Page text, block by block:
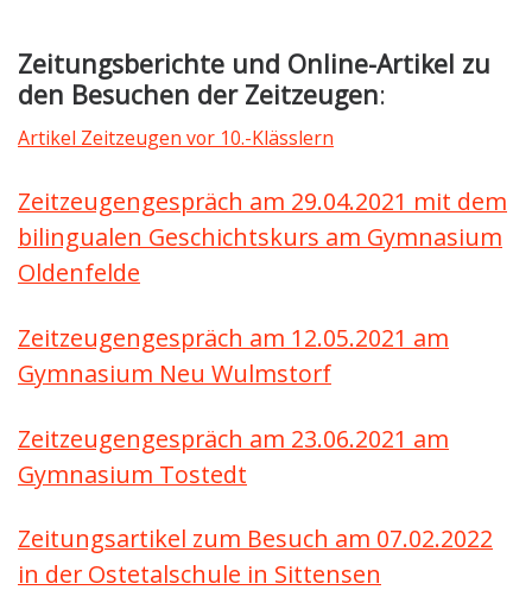
Zeitungsberichte und Online-Artikel zu
den Besuchen der Zeitzeugen:
Artikel Zeitzeugen vor 10.-Klässlern
Zeitzeugengespräch am 29.04.2021 mit dem
bilingualen Geschichtskurs am Gymnasium
Oldenfelde
Zeitzeugengespräch am 12.05.2021 am
Gymnasium Neu Wulmstorf
Zeitzeugengespräch am 23.06.2021 am
Gymnasium Tostedt
Zeitungsartikel zum Besuch am 07.02.2022
in der Ostetalschule in Sittensen